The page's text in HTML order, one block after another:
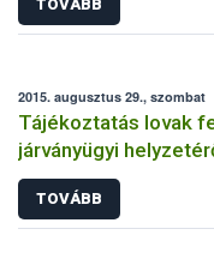
TOVÁBB
2015. augusztus 29., szombat
Tájékoztatás lovak
járványügyi
TOVÁBB